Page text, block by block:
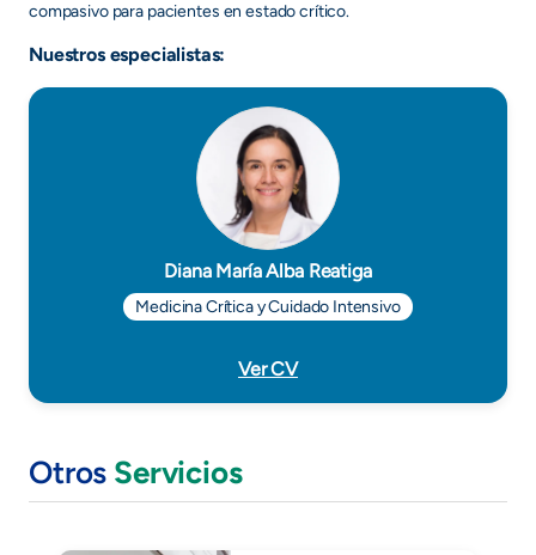
compasivo para pacientes en estado crítico.
Nuestros especialistas:
Diana María Alba Reatiga
Medicina Crítica y Cuidado Intensivo
Ver CV
Otros Servicios